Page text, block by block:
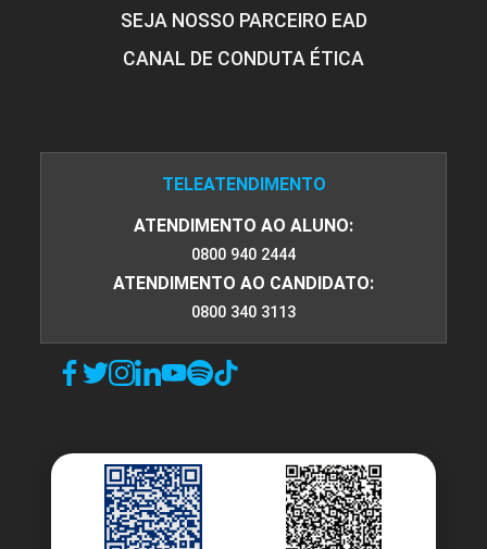
SEJA NOSSO PARCEIRO EAD
CANAL DE CONDUTA ÉTICA
TELEATENDIMENTO
ATENDIMENTO AO ALUNO:
0800 940 2444
ATENDIMENTO AO CANDIDATO:
0800 340 3113